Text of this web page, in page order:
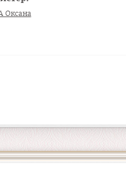
Оксана